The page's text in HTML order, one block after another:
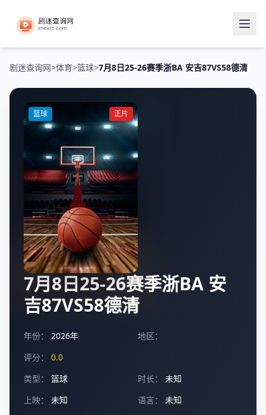
剧迷查询网>体育>篮球>7月8日25-26赛季浙BA 安吉87VS58德清
篮球 正片
7月8日25-26赛季浙BA 安
吉87VS58德清
年份： 2026年
地区：
评分：
0.0
类型：
篮球 时长：
未知
上映：
未知 语言：
未知